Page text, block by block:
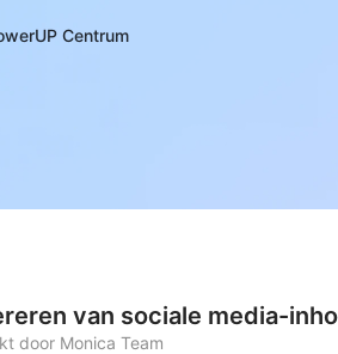
Centrum
door Monica Team